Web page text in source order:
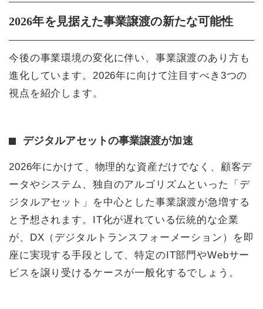
2026年を見据えた事業譲渡の新たな可能性
今後の事業環境の変化に伴い、事業譲渡のあり方も
進化しています。2026年に向けて注目すべき3つの
視点を紹介します。
デジタルアセットの事業譲渡が加速
2026年にかけて、物理的な資産だけでなく、顧客デ
ータやシステム、独自のアルゴリズムといった「デ
ジタルアセット」を中心とした事業譲渡が急増する
と予想されます。IT化が遅れている伝統的な企業
が、DX（デジタルトランスフォーメーション）を即
座に実現する手段として、特定のIT部門やWebサー
ビスを譲り受けるケースが一般化するでしょう。